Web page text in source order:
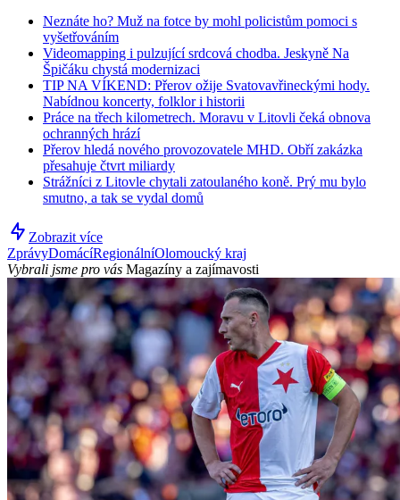
Neznáte ho? Muž na fotce by mohl policistům pomoci s
vyšetřováním
Videomapping i pulzující srdcová chodba. Jeskyně Na
Špičáku chystá modernizaci
TIP NA VÍKEND: Přerov ožije Svatovavřineckými hody.
Nabídnou koncerty, folklor i historii
Práce na třech kilometrech. Moravu v Litovli čeká obnova
ochranných hrází
Přerov hledá nového provozovatele MHD. Obří zakázka
přesahuje čtvrt miliardy
Strážníci z Litovle chytali zatoulaného koně. Prý mu bylo
smutno, a tak se vydal domů
Zobrazit více
ZprávyDomácíRegionálníOlomoucký kraj
Vybrali jsme pro vás Magazíny a zajímavosti